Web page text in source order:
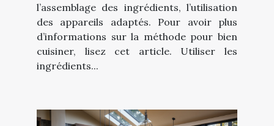
l’assemblage des ingrédients, l’utilisation
des appareils adaptés. Pour avoir plus
d’informations sur la méthode pour bien
cuisiner, lisez cet article. Utiliser les
ingrédients...